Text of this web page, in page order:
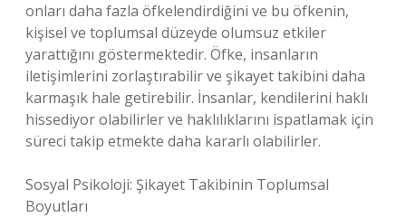
onları daha fazla öfkelendirdiğini ve bu öfkenin,
kişisel ve toplumsal düzeyde olumsuz etkiler
yarattığını göstermektedir. Öfke, insanların
iletişimlerini zorlaştırabilir ve şikayet takibini daha
karmaşık hale getirebilir. İnsanlar, kendilerini haklı
hissediyor olabilirler ve haklılıklarını ispatlamak için
süreci takip etmekte daha kararlı olabilirler.
Sosyal Psikoloji: Şikayet Takibinin Toplumsal
Boyutları